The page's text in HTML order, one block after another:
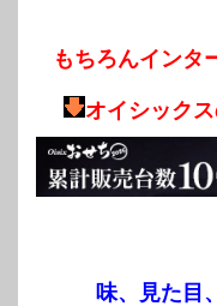
もちろんインタ
オイシック
味、見た目